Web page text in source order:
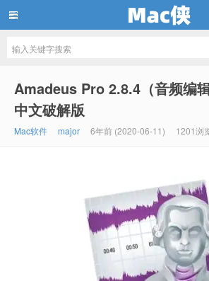
Amadeus Pro 2.8.4（音频编
中文破解版
Mac软件 major 6年前 (2020-06-11) 1201浏